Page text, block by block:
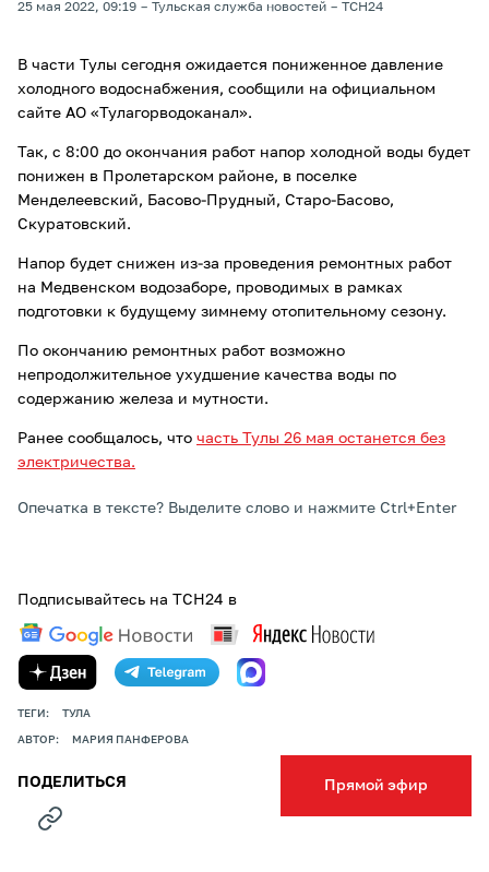
Прямой эфир
25 мая 2022, 09:19 Тульская служба новостей ТСН24
В части Тулы сегодня ожидается пониженное давление
холодного водоснабжения, сообщили на официальном
сайте АО «Тулагорводоканал».
Так, с 8:00 до окончания работ напор холодной воды будет
понижен в Пролетарском районе, в поселке
Менделеевский, Басово-Прудный, Старо-Басово,
Скуратовский.
Напор будет снижен из-за проведения ремонтных работ
на Медвенском водозаборе, проводимых в рамках
подготовки к будущему зимнему отопительному сезону.
По окончанию ремонтных работ возможно
непродолжительное ухудшение качества воды по
содержанию железа и мутности.
Ранее сообщалось, что часть Тулы 26 мая останется без
электричества.
Опечатка в тексте? Выделите слово и нажмите Ctrl+Enter
Подписывайтесь на ТСН24 в
ТЕГИ: ТУЛА
АВТОР: МАРИЯ ПАНФЕРОВА
ПОДЕЛИТЬСЯ